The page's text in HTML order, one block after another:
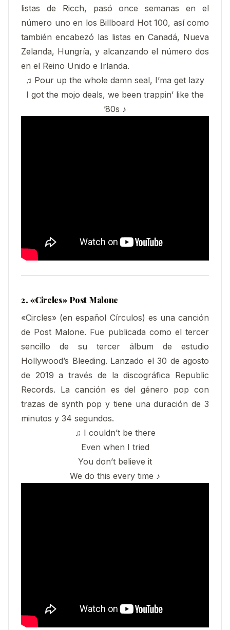
listas de Ricch, pasó once semanas en el
número uno en los Billboard Hot 100, así como
también encabezó las listas en Canadá, Nueva
Zelanda, Hungría, y alcanzando el número dos
en el Reino Unido e Irlanda.
♫ Pour up the whole damn seal, I’ma get lazy
I got the mojo deals, we been trappin’ like the
’80s ♪
2. «Circles» Post Malone
«Circles» (en español Círculos) es una canción
de Post Malone. Fue publicada como el tercer
sencillo de su tercer álbum de estudio
Hollywood’s Bleeding. Lanzado el 30 de agosto
de 2019 a través de la discográfica Republic
Records. La canción es del género pop con
trazas de synth pop y tiene una duración de 3
minutos y 34 segundos.
♫ I couldn’t be there
Even when I tried
You don’t believe it
We do this every time ♪